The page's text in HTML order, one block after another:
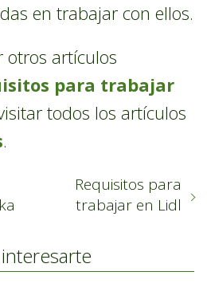
en trabajar con ellos.
otros artículos
para trabajar
todos los artículos
.
Requisitos para
trabajar en Lidl